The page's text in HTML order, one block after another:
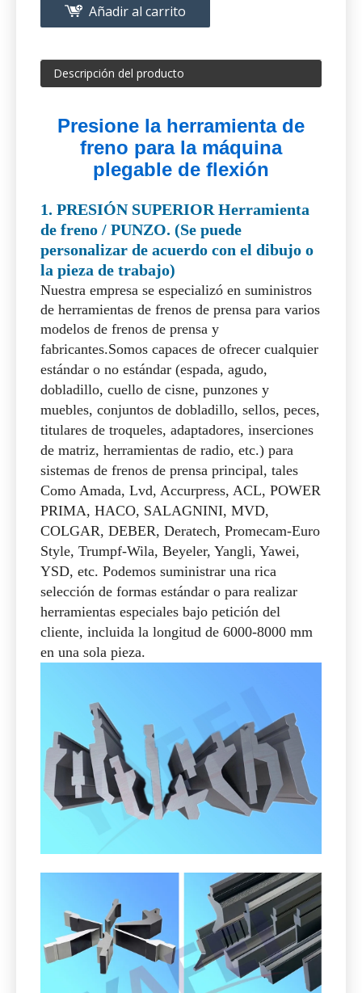
freno para la máquina
plegable de flexión
1. PRESIÓN SUPERIOR Herramienta
de freno / PUNZO. (Se puede
personalizar de acuerdo con el dibujo o
la pieza de trabajo)
Nuestra empresa se especializó en suministros
de herramientas de frenos de prensa para varios
modelos de frenos de prensa y
fabricantes.
Somos capaces de ofrecer cualquier
estándar o no estándar (espada, agudo,
dobladillo, cuello de cisne, punzones y
muebles, conjuntos de dobladillo, sellos, peces,
titulares de troqueles, adaptadores, inserciones
de matriz, herramientas de radio, etc.) para
sistemas de frenos de prensa principal, tales
Como Amada, Lvd, Accurpress, ACL, POWER
PRIMA, HACO, SALAGNINI, MVD,
COLGAR, DEBER, Deratech, Promecam-Euro
Style, Trumpf-Wila, Beyeler, Yangli, Yawei,
YSD, etc. Podemos suministrar una rica
selección de formas estándar o para realizar
herramientas especiales bajo petición del
cliente, incluida la longitud de 6000-8000 mm
en una sola pieza.